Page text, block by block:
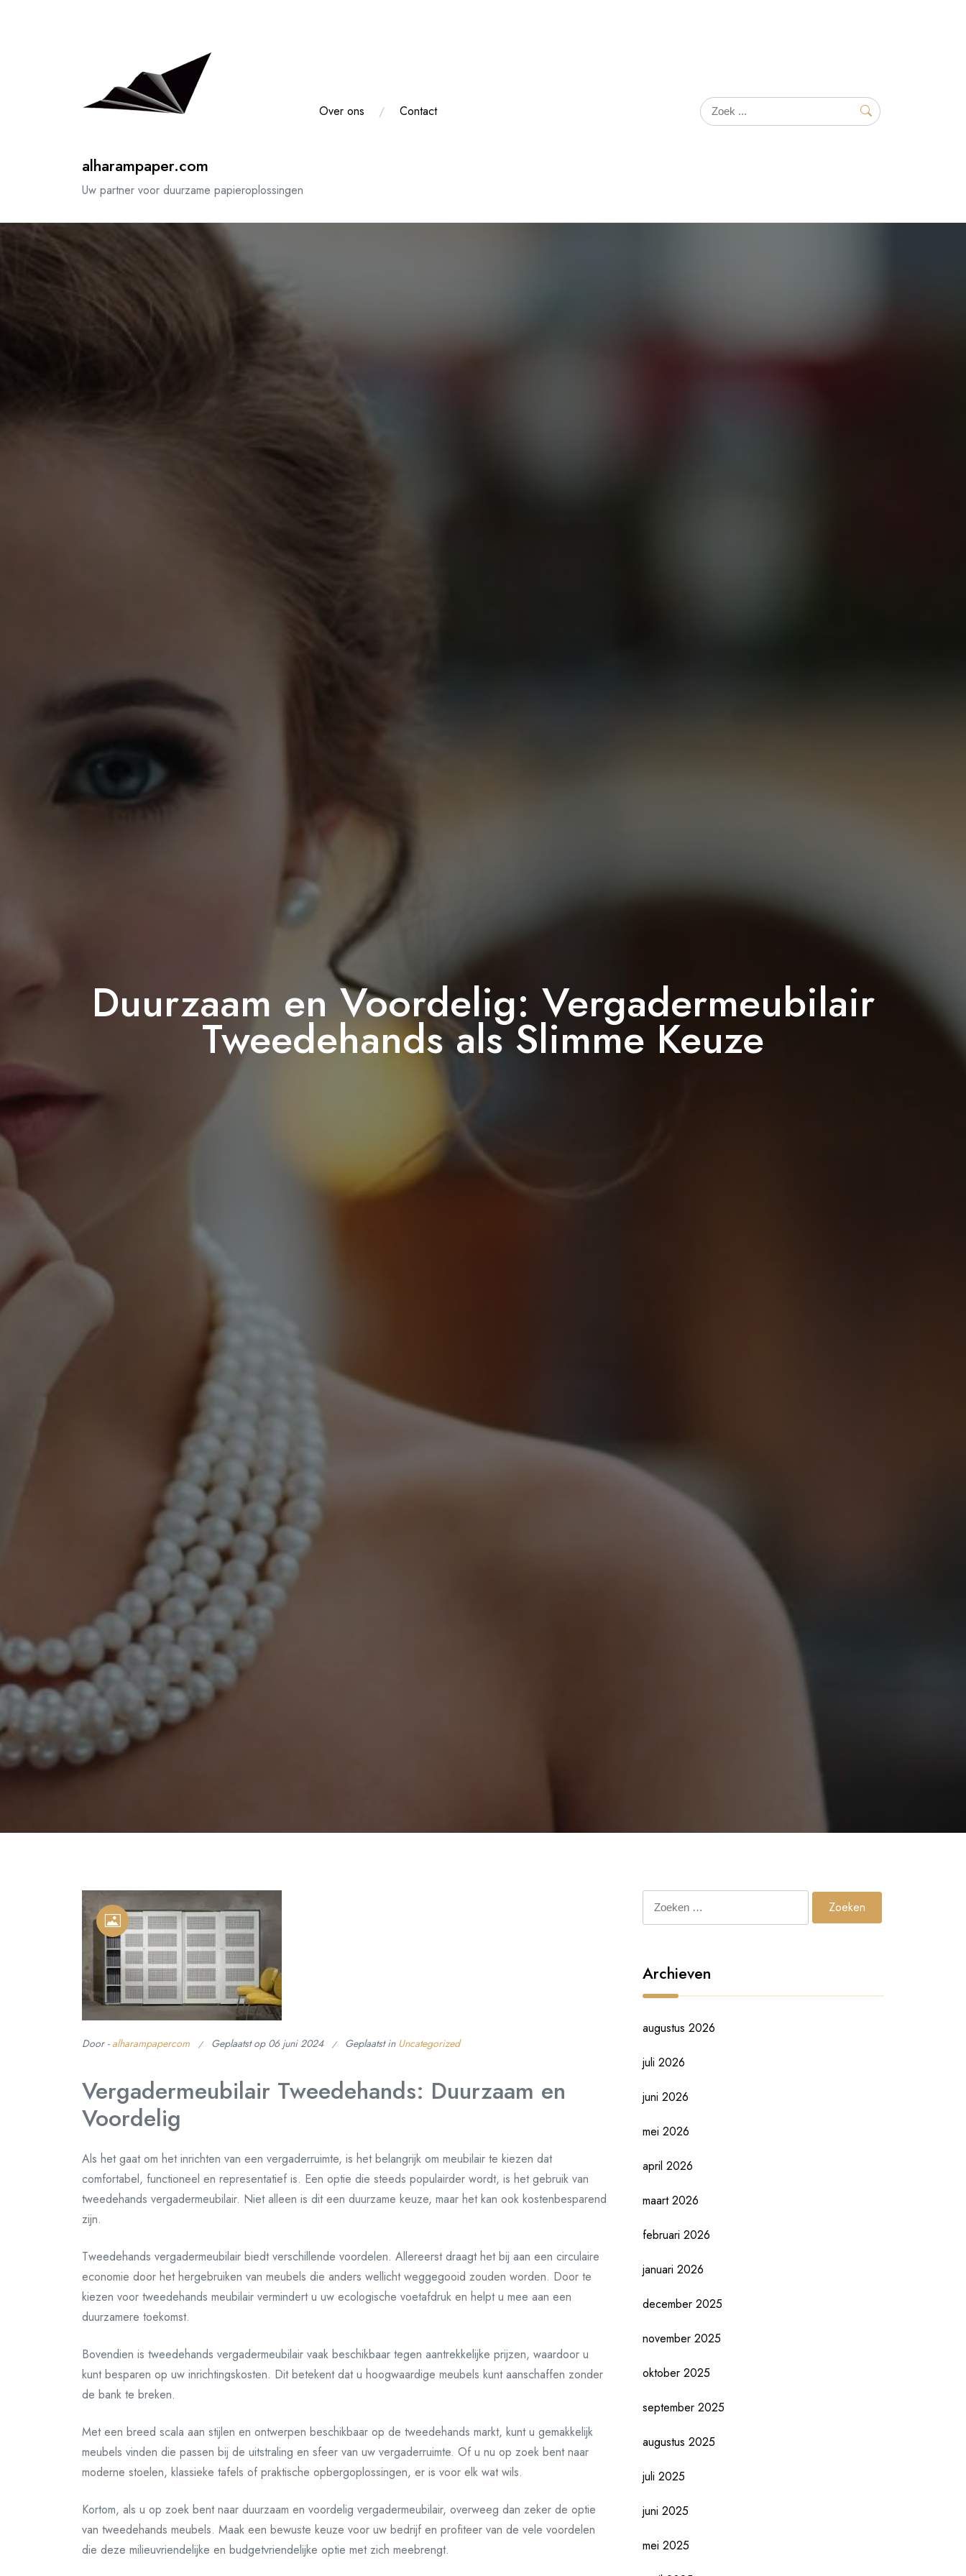
alharampaper.com
Uw partner voor duurzame papieroplossingen
Over ons Contact
Duurzaam en Voordelig: Vergadermeubilair
Tweedehands als Slimme Keuze
Door - alharampapercom Geplaatst op 06 juni 2024 Geplaatst in Uncategorized
Vergadermeubilair Tweedehands: Duurzaam en
Voordelig
Als het gaat om het inrichten van een vergaderruimte, is het belangrijk om meubilair te kiezen dat
comfortabel, functioneel en representatief is. Een optie die steeds populairder wordt, is het gebruik van
tweedehands vergadermeubilair. Niet alleen is dit een duurzame keuze, maar het kan ook kostenbesparend
zijn.
Tweedehands vergadermeubilair biedt verschillende voordelen. Allereerst draagt het bij aan een circulaire
economie door het hergebruiken van meubels die anders wellicht weggegooid zouden worden. Door te
kiezen voor tweedehands meubilair vermindert u uw ecologische voetafdruk en helpt u mee aan een
duurzamere toekomst.
Bovendien is tweedehands vergadermeubilair vaak beschikbaar tegen aantrekkelijke prijzen, waardoor u
kunt besparen op uw inrichtingskosten. Dit betekent dat u hoogwaardige meubels kunt aanschaffen zonder
de bank te breken.
Met een breed scala aan stijlen en ontwerpen beschikbaar op de tweedehands markt, kunt u gemakkelijk
meubels vinden die passen bij de uitstraling en sfeer van uw vergaderruimte. Of u nu op zoek bent naar
moderne stoelen, klassieke tafels of praktische opbergoplossingen, er is voor elk wat wils.
Kortom, als u op zoek bent naar duurzaam en voordelig vergadermeubilair, overweeg dan zeker de optie
van tweedehands meubels. Maak een bewuste keuze voor uw bedrijf en profiteer van de vele voordelen
die deze milieuvriendelijke en budgetvriendelijke optie met zich meebrengt.
Zoeken
naar:
Archieven
augustus 2026
juli 2026
juni 2026
mei 2026
april 2026
maart 2026
februari 2026
januari 2026
december 2025
november 2025
oktober 2025
september 2025
augustus 2025
juli 2025
juni 2025
mei 2025